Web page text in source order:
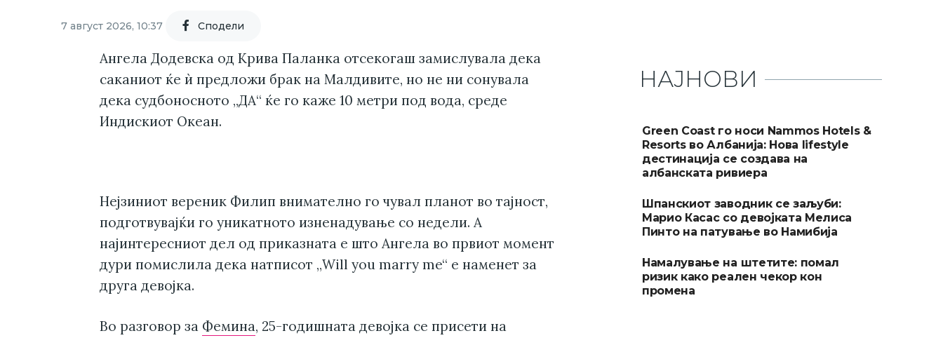
7 август 2026, 10:37 Cподели
Ангела Додевска од Крива Паланка отсекогаш замислувала дека
саканиот ќе ѝ предложи брак на Малдивите, но не ни сонувала
дека судбоносното „ДА“ ќе го каже 10 метри под вода, среде
Индискиот Океан.
Нејзиниот вереник Филип внимателно го чувал планот во тајност,
подготвувајќи го уникатното изненадување со недели. А
најинтересниот дел од приказната е што Ангела во првиот момент
дури помислила дека натписот „Will you marry me“ е наменет за
друга девојка.
Во разговор за Фемина, 25-годишната девојка се присети на
НАЈНОВИ
Green Coast го носи Nammos Hotels &
Resorts во Албанија: Нова lifestyle
дестинација се создава на
албанската ривиера
Шпанскиот заводник се заљуби:
Марио Касас со девојката Мелиса
Пинто на патување во Намибија
Намалување на штетите: помал
ризик како реален чекор кон
промена